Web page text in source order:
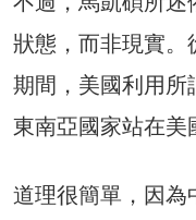
狀態，而非現實。
期間，美國利用所
東南亞國家站在美
道理很簡單，因為